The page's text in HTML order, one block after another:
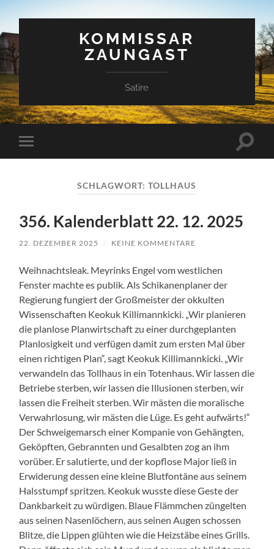
KOMMISSAR
ZAUNGAST
Satire
Mobile-
Menü
SCHLAGWORT:TOLLHAUS
356. Kalenderblatt 22. 12. 2025
22. DEZEMBER 2025 / KEINE KOMMENTARE
Weihnachtsleak. Meyrinks Engel vom westlichen
Fenster machte es publik. Als Schikanenplaner der
Regierung fungiert der Großmeister der okkulten
Wissenschaften Keokuk Killimannkicki. „Wir planieren
die planlose Planwirtschaft zu einer durchgeplanten
Planlosigkeit und verfügen damit zum ersten Mal über
einen richtigen Plan“, sagt Keokuk Killimannkicki. „Wir
verwandeln das Tollhaus in ein Totenhaus. Wir lassen die
Betriebe sterben, wir lassen die Illusionen sterben, wir
lassen die Freiheit sterben. Wir mästen die moralische
Verwahrlosung, wir mästen die Lüge. Es geht aufwärts!“
Der Schweigemarsch einer Kompanie von Gehängten,
Geköpften, Gebrannten und Gesalbten zog an ihm
vorüber. Er salutierte, und der kopflose Major ließ in
Erwiderung dessen eine kleine Blutfontäne aus seinem
Halsstumpf spritzen. Keokuk wusste diese Geste der
Dankbarkeit zu würdigen. Blaue Flämmchen züngelten
aus seinen Nasenlöchern, aus seinen Augen schossen
Blitze, die Lippen glühten wie die Heizstäbe eines Grills.